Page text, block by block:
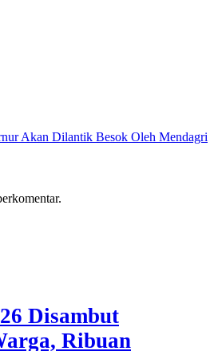
Akan Dilantik Besok Oleh Mendagri
Disambut
Ribuan